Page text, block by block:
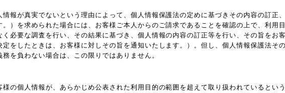
報が真実でないという理由によって、個人情報保護法の定めに基づきその内容の訂正
）を求められた場合には、お客様ご本人からのご請求であることを確認の上で、利用
必要な調査を行い、その結果に基づき、個人情報の内容の訂正等を行い、その旨をお
定をしたときは、お客様に対しその旨を通知いたします。）。但し、個人情報保護法そ
を負わない場合は、この限りではありません。
の個人情報が、あらかじめ公表された利用目的の範囲を超えて取り扱われているとい